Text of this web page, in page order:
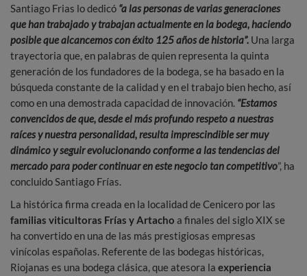
Santiago Frias lo dedicó “a las personas de varias generaciones
que han trabajado y trabajan actualmente en la bodega, haciendo
posible que alcancemos con éxito 125 años de historia”. Una larga
trayectoria que, en palabras de quien representa la quinta
generación de los fundadores de la bodega, se ha basado en la
búsqueda constante de la calidad y en el trabajo bien hecho, así
como en una demostrada capacidad de innovación. “Estamos
convencidos de que, desde el más profundo respeto a nuestras
raíces y nuestra personalidad, resulta imprescindible ser muy
dinámico y seguir evolucionando conforme a las tendencias del
mercado para poder continuar en este negocio tan competitivo”, ha
concluido Santiago Frías.
La histórica firma creada en la localidad de Cenicero por las
familias viticultoras Frías y Artacho a finales del siglo XIX se
ha convertido en una de las más prestigiosas empresas
vinícolas españolas. Referente de las bodegas históricas,
Riojanas es una bodega clásica, que atesora la experiencia